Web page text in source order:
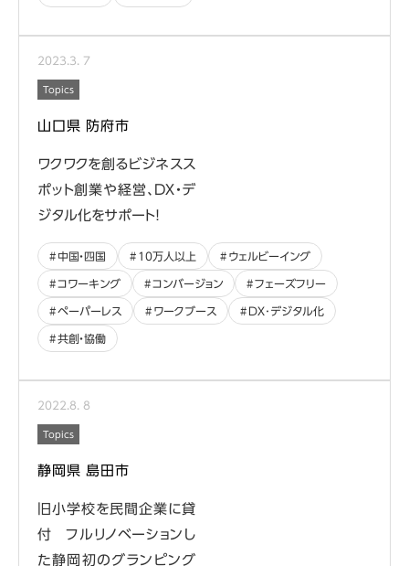
2023 3 7
Topics
山口県 防府市
ワクワクを創るビジネスス
ポット創業や経営、DX・デ
ジタル化をサポート！
中国・四国 10万人以上 ウェルビーイング
コワーキング コンバージョン フェーズフリー
ペーパーレス ワークブース DX･デジタル化
共創・協働
2022 8 8
Topics
静岡県 島田市
旧小学校を民間企業に貸
付 フルリノベーションし
た静岡初のグランピング